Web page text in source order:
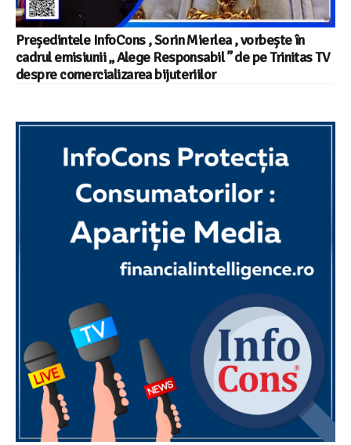
Președintele InfoCons , Sorin Mierlea , vorbește în
cadrul emisiunii „ Alege Responsabil ” de pe Trinitas TV
despre comercializarea bijuteriilor